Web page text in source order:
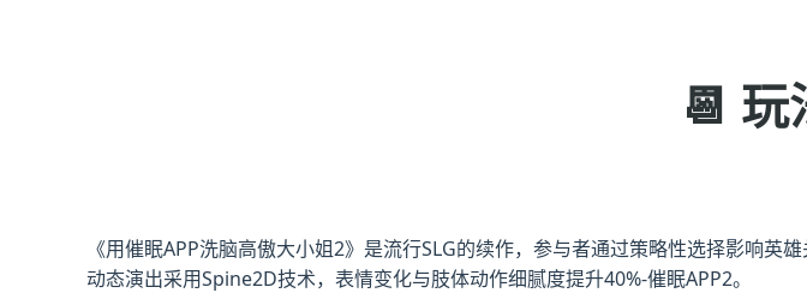
📆
《用催眠APP洗脑高傲大小姐2》是流行SLG的续作，参与者通过策略性选择影响英
动态演出采用Spine2D技术，表情变化与肢体动作细腻度提升40%-催眠APP2。